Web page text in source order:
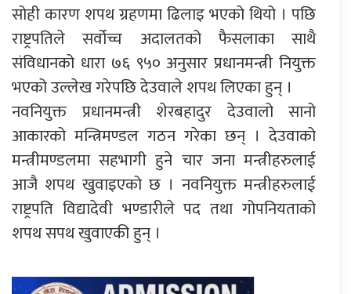
सोही कारण शपथ ग्रहणमा ढिलाइ भएको थियो । पछि
राष्ट्रपतिले सर्वोच्च अदालतको फैसलाका साथै
संविधानको धारा ७६ ९५० अनुसार प्रधानमन्त्री नियुक्त
भएको उल्लेख गरेपछि देउवाले शपथ लिएका हुन् ।
नवनियुक्त प्रधानमन्त्री शेरबहादुर देउवालो सानो
आकारको मन्त्रिमण्डल गठन गरेका छन् । देउवाको
मन्त्रीमण्डलमा सहभागी हुने चार जना मन्त्रीहरुलाई
आजै शपथ खुवाइएको छ । नवनियुक्त मन्त्रीहरुलाई
राष्ट्रपति विद्यादेवी भण्डारीले पद तथा गोपनियताको
शपथ सपथ खुवाएकी हुन् ।